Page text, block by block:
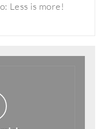
Less is more!